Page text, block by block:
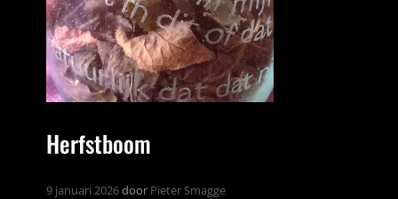
Herfstboom
9 januari 2026door Pieter Smagge